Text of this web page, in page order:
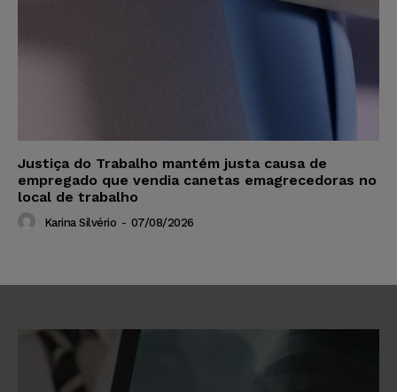
Justiça do Trabalho mantém justa causa de
empregado que vendia canetas emagrecedoras no
local de trabalho
Karina Silvério - 07/08/2026